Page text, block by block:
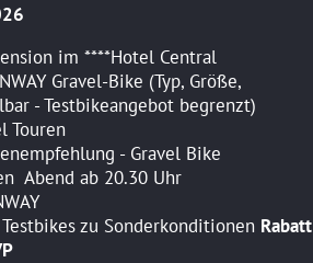
im ****Hotel Central
Gravel-Bike (Typ, Größe,
- Testbikeangebot begrenzt)
Touren
- Gravel Bike
Abend ab 20.30 Uhr
zu Sonderkonditionen Rabatt